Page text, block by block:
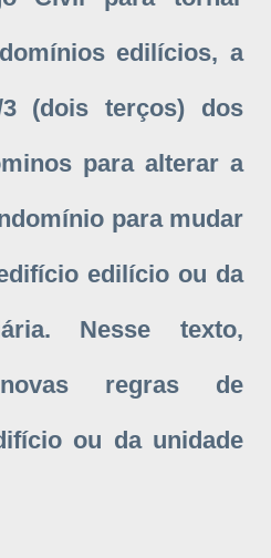
edilícios, a
(dois terços) dos
para alterar a
para mudar
edilício ou da
Nesse texto,
regras de
ou da unidade